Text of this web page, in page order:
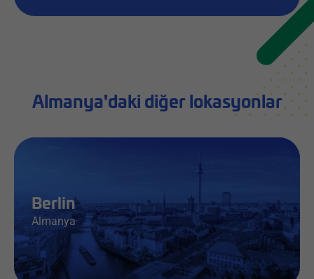
Almanya'daki diğer lokasyonlar
Berlin
Almanya